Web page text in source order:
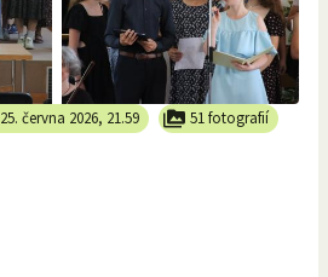
25. června 2026, 21.59 51 fotografií